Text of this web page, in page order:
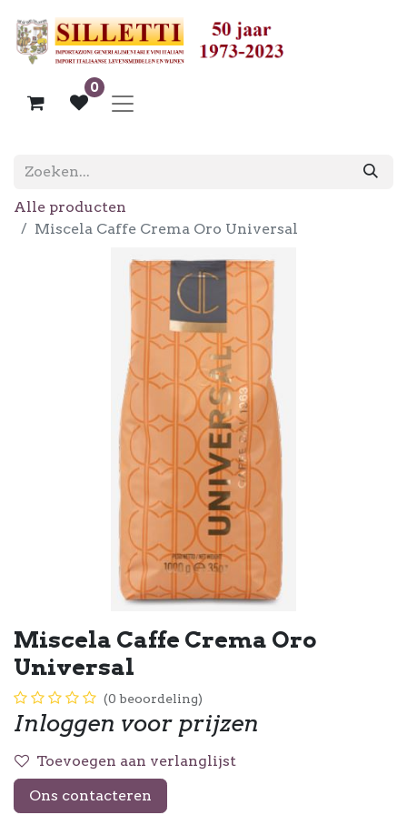
0
Alle producten
Miscela Caffe Crema Oro Universal
Miscela Caffe Crema Oro
Universal
(0 beoordeling)
Inloggen voor prijzen
Toevoegen aan verlanglijst
Ons contacteren